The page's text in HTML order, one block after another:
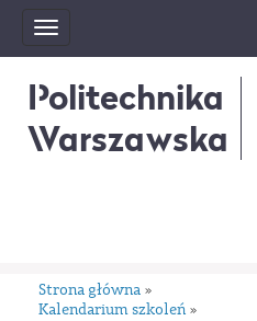
Toggle
navigation
Politechnika
Warszawska
Strona główna »
Kalendarium szkoleń »